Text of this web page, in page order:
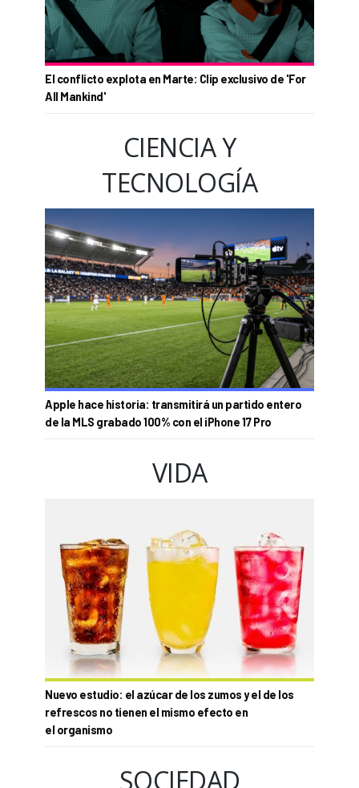
El conflicto explota en Marte: Clip exclusivo de 'For
All Mankind'
CIENCIA Y
TECNOLOGÍA
Apple hace historia: transmitirá un partido entero
de la MLS grabado 100% con el iPhone 17 Pro
VIDA
Nuevo estudio: el azúcar de los zumos y el de los
refrescos no tienen el mismo efecto en
el organismo
SOCIEDAD